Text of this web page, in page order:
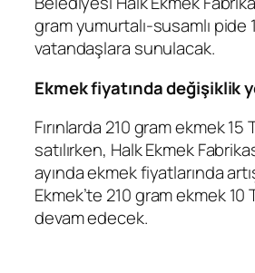
gram yumurtalı-susamlı pide
vatandaşlara sunulacak.
Ekmek fiyatında değişiklik
Fırınlarda 210 gram ekmek 15
satılırken, Halk Ekmek
ayında ekmek fiyatlarında
Ekmek’te 210 gram ekmek 10
devam edecek.